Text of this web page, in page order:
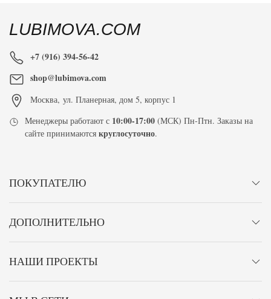
LUBIMOVA.COM
+7 (916) 394-56-42
shop@lubimova.com
Москва, ул. Планерная, дом 5, корпус 1
Менеджеры работают с 10:00-17:00 (МСК) Пн-Птн. Заказы на
сайте принимаютсякруглосуточно.
ПОКУПАТЕЛЮ
ДОПОЛНИТЕЛЬНО
НАШИ ПРОЕКТЫ